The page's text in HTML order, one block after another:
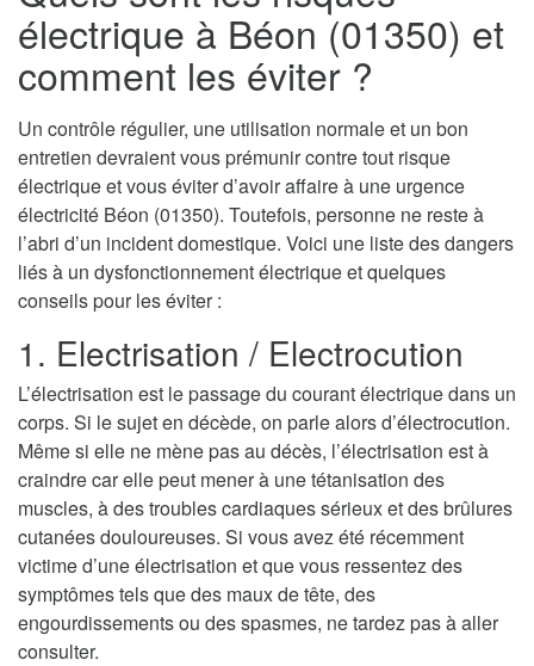
électrique à Béon (01350) et
comment les éviter ?
Un contrôle régulier, une utilisation normale et un bon
entretien devraient vous prémunir contre tout risque
électrique et vous éviter d’avoir affaire à une urgence
électricité Béon (01350). Toutefois, personne ne reste à
l’abri d’un incident domestique. Voici une liste des dangers
liés à un dysfonctionnement électrique et quelques
conseils pour les éviter :
1. Electrisation / Electrocution
L’électrisation est le passage du courant électrique dans un
corps. Si le sujet en décède, on parle alors d’électrocution.
Même si elle ne mène pas au décès, l’électrisation est à
craindre car elle peut mener à une tétanisation des
muscles, à des troubles cardiaques sérieux et des brûlures
cutanées douloureuses. Si vous avez été récemment
victime d’une électrisation et que vous ressentez des
symptômes tels que des maux de tête, des
engourdissements ou des spasmes, ne tardez pas à aller
consulter.